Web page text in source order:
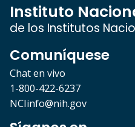
Instituto
de los Institutos
Comuníquese
Chat en vivo
1-800-422-6237
NCIinfo@nih.gov